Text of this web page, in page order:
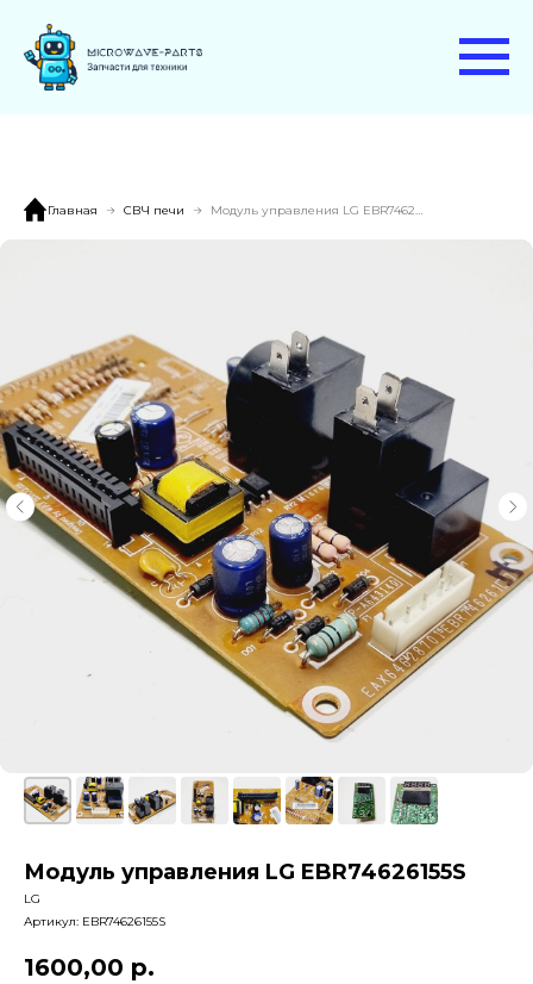
Главная СВЧ печи
Модуль управления LG EBR74626155S
LG
Артикул: EBR74626155S
1600,00 р.